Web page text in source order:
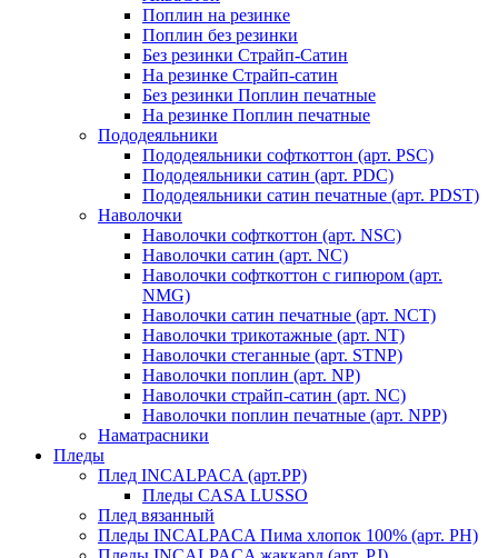
Поплин на резинке
Поплин без резинки
Без резинки Страйп-Сатин
На резинке Страйп-сатин
Без резинки Поплин печатные
На резинке Поплин печатные
Пододеяльники
Пододеяльники софткоттон (арт. PSC)
Пододеяльники сатин (арт. PDC)
Пододеяльники сатин печатные (арт. PDST)
Наволочки
Наволочки софткоттон (арт. NSC)
Наволочки сатин (арт. NC)
Наволочки софткоттон с гипюром (арт.
NMG)
Наволочки сатин печатные (арт. NCT)
Наволочки трикотажные (арт. NT)
Наволочки стеганные (арт. STNP)
Наволочки поплин (арт. NP)
Наволочки страйп-сатин (арт. NC)
Наволочки поплин печатные (арт. NPP)
Наматрасники
Пледы
Плед INCALPACA (арт.PP)
Пледы CASA LUSSO
Плед вязанный
Пледы INCALPACA Пима хлопок 100% (арт. PH)